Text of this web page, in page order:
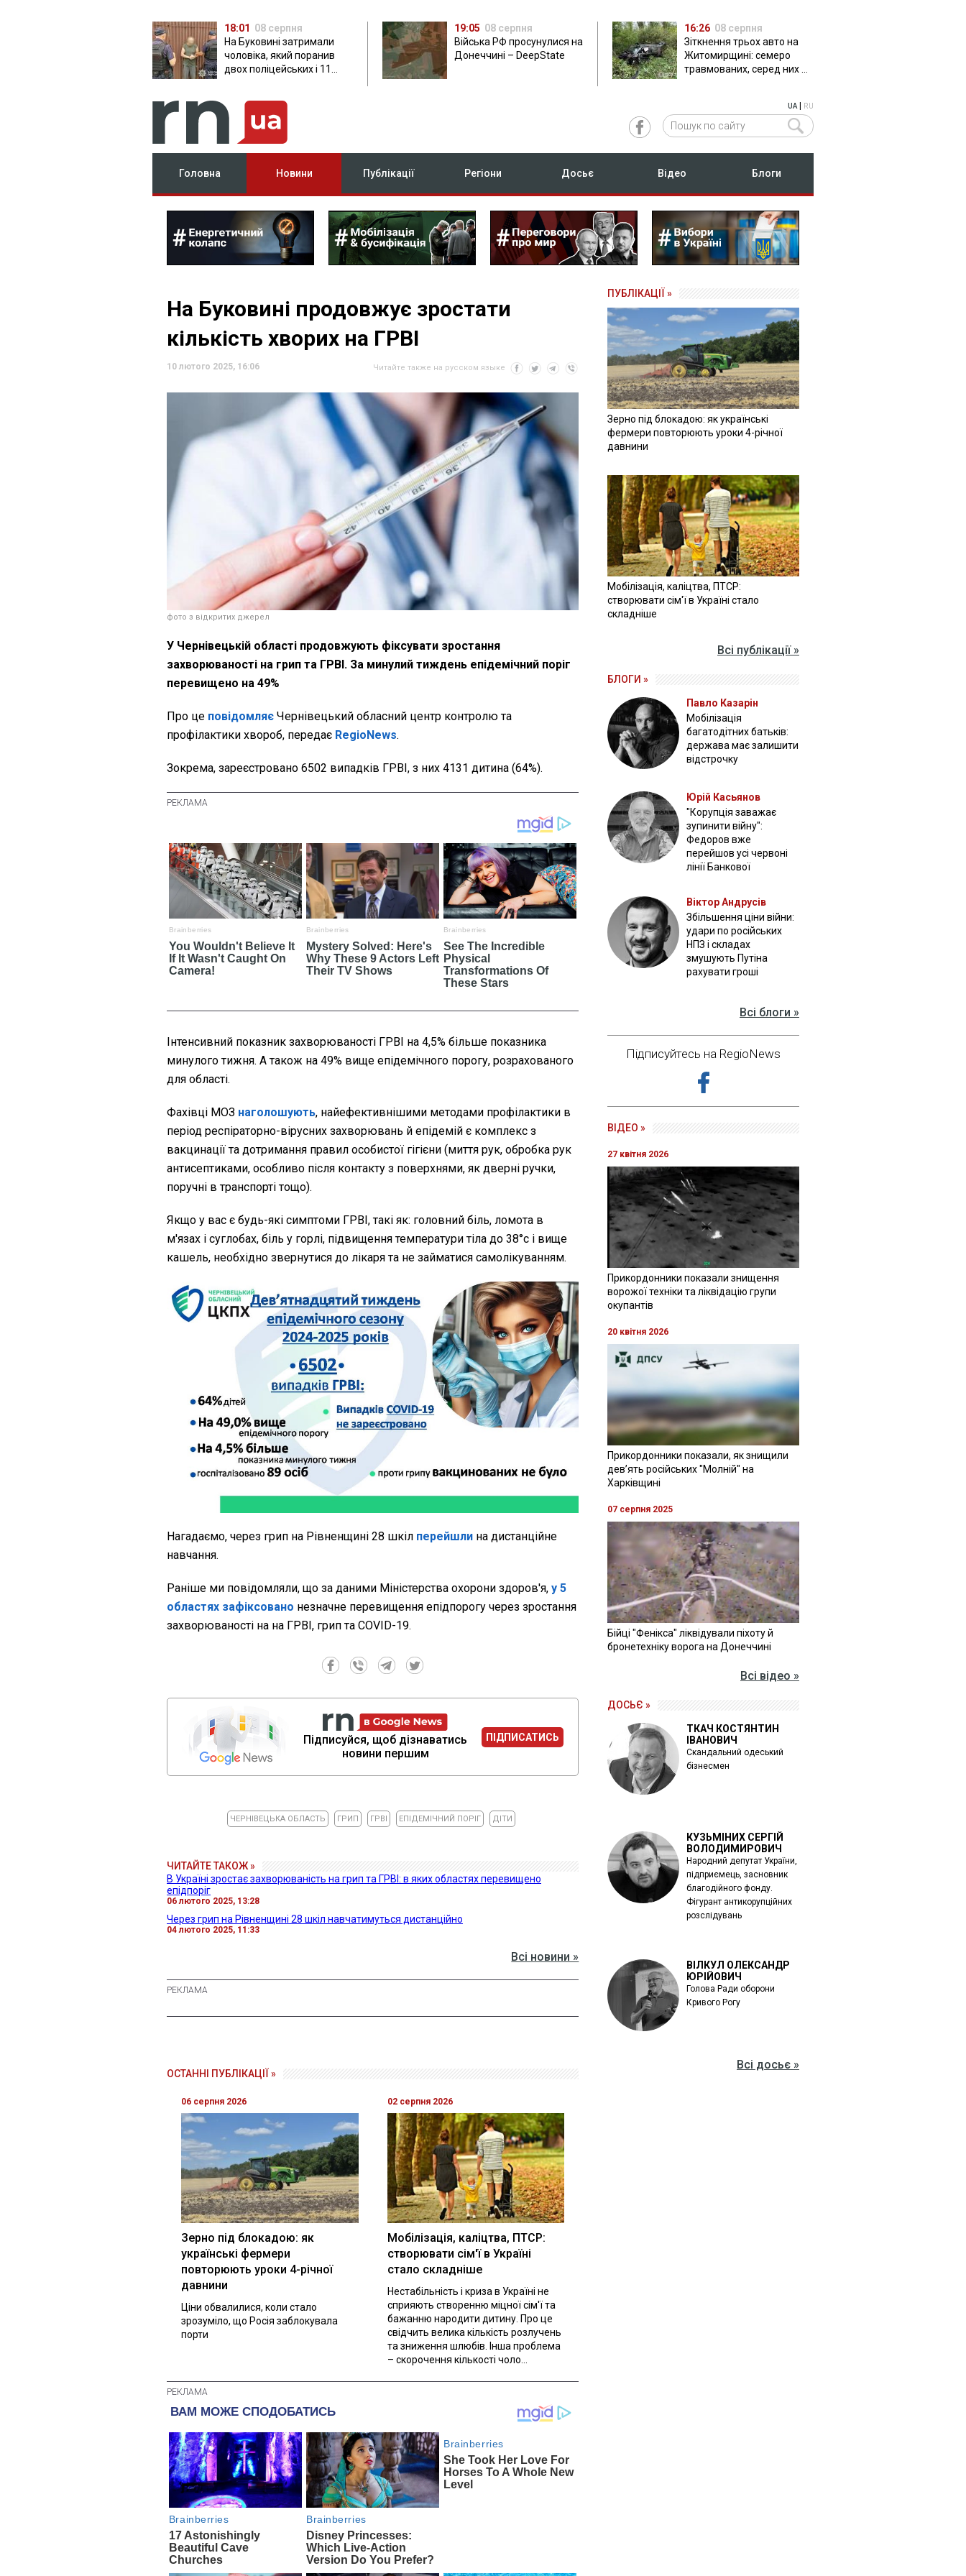
18:01 08 серпня
На Буковині затримали
чоловіка, який поранив
двох поліцейських і 11
19:05 08 серпня
Війська РФ просунулися на
Донеччині – DeepState
16:26 08 серпня
Зіткнення трьох авто на
Житомирщині: семеро
травмованих, серед них –
UA| RU
Головна Новини Публікації Регіони Досьє Відео Блоги
На Буковині продовжує зростати
кількість хворих на ГРВІ
10 лютого 2025, 16:06 Читайте также на русском языке
фото з відкритих джерел
У Чернівецькій області продовжують фіксувати зростання
захворюваності на грип та ГРВІ. За минулий тиждень епідемічний поріг
перевищено на 49%
Про це повідомляє Чернівецький обласний центр контролю та
профілактики хвороб, передає RegioNews.
Зокрема, зареєстровано 6502 випадків ГРВІ, з них 4131 дитина (64%).
Інтенсивний показник захворюваності ГРВІ на 4,5% більше показника
минулого тижня. А також на 49% вище епідемічного порогу, розрахованого
для області.
Фахівці МОЗ наголошують, найефективнішими методами профілактики в
період респіраторно-вірусних захворювань й епідемій є комплекс з
вакцинації та дотримання правил особистої гігієни (миття рук, обробка рук
антисептиками, особливо після контакту з поверхнями, як дверні ручки,
поручні в транспорті тощо).
Якщо у вас є будь-які симптоми ГРВІ, такі як: головний біль, ломота в
м'язах і суглобах, біль у горлі, підвищення температури тіла до 38°с і вище
кашель, необхідно звернутися до лікаря та не займатися самолікуванням.
Нагадаємо, через грип на Рівненщині 28 шкіл перейшли на дистанційне
навчання.
Раніше ми повідомляли, що за даними Міністерства охорони здоров'я, у 5
областях зафіксовано незначне перевищення епідпорогу через зростання
захворюваності на на ГРВІ, грип та COVID-19.
Підписуйся, щоб дізнаватись
новини першим
ПІДПИСАТИСЬ
ЧЕРНІВЕЦЬКА ОБЛАСТЬ ГРИП ГРВІ ЕПІДЕМІЧНИЙ ПОРІГ ДІТИ
ЧИТАЙТЕ ТАКОЖ »
В Україні зростає захворюваність на грип та ГРВІ: в яких областях перевищено
епідпоріг
06 лютого 2025, 13:28
Через грип на Рівненщині 28 шкіл навчатимуться дистанційно
04 лютого 2025, 11:33
Всі новини »
ОСТАННІ ПУБЛІКАЦІЇ »
06 серпня 2026
Зерно під блокадою: як
українські фермери
повторюють уроки 4-річної
давнини
Ціни обвалилися, коли стало
зрозуміло, що Росія заблокувала
порти
02 серпня 2026
Мобілізація, каліцтва, ПТСР:
створювати сім'ї в Україні
стало складніше
Нестабільність і криза в Україні не
сприяють створенню міцної сім'ї та
бажанню народити дитину. Про це
свідчить велика кількість розлучень
та зниження шлюбів. Інша проблема
– скорочення кількості чоло...
ПУБЛІКАЦІЇ »
Зерно під блокадою: як українські
фермери повторюють уроки 4-річної
давнини
Мобілізація, каліцтва, ПТСР:
створювати сім'ї в Україні стало
складніше
Всі публікації »
БЛОГИ »
Павло Казарін
Мобілізація
багатодітних батьків:
держава має залишити
відстрочку
Юрій Касьянов
"Корупція заважає
зупинити війну":
Федоров вже
перейшов усі червоні
лінії Банкової
Віктор Андрусів
Збільшення ціни війни:
удари по російських
НПЗ і складах
змушують Путіна
рахувати гроші
Всі блоги »
Підписуйтесь на RegioNews
ВІДЕО »
27 квітня 2026
Прикордонники показали знищення
ворожої техніки та ліквідацію групи
окупантів
20 квітня 2026
Прикордонники показали, як знищили
девʼять російських "Молній" на
Харківщині
07 серпня 2025
Бійці "Фенікса" ліквідували піхоту й
бронетехніку ворога на Донеччині
Всі відео »
ДОСЬЄ »
ТКАЧ КОСТЯНТИН
ІВАНОВИЧ
Скандальний одеський
бізнесмен
КУЗЬМІНИХ СЕРГІЙ
ВОЛОДИМИРОВИЧ
Народний депутат України,
підприємець, засновник
благодійного фонду.
Фігурант антикорупційних
розслідувань
ВІЛКУЛ ОЛЕКСАНДР
ЮРІЙОВИЧ
Голова Ради оборони
Кривого Рогу
Всі досьє »